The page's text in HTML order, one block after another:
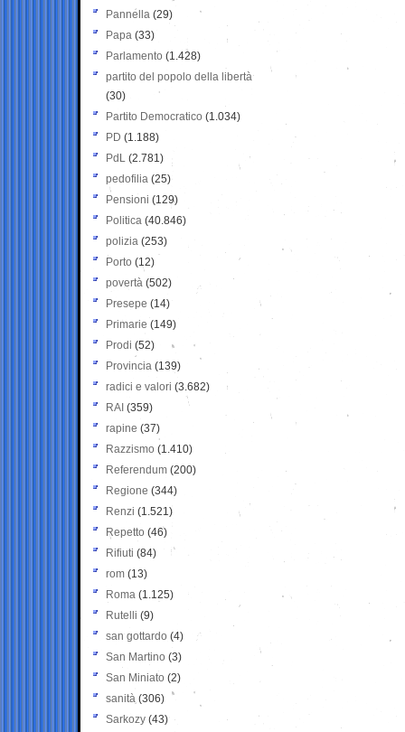
Pannella (29)
Papa (33)
Parlamento (1.428)
partito del popolo della libertà
(30)
Partito Democratico (1.034)
PD (1.188)
PdL (2.781)
pedofilia (25)
Pensioni (129)
Politica (40.846)
polizia (253)
Porto (12)
povertà (502)
Presepe (14)
Primarie (149)
Prodi (52)
Provincia (139)
radici e valori (3.682)
RAI (359)
rapine (37)
Razzismo (1.410)
Referendum (200)
Regione (344)
Renzi (1.521)
Repetto (46)
Rifiuti (84)
rom (13)
Roma (1.125)
Rutelli (9)
san gottardo (4)
San Martino (3)
San Miniato (2)
sanità (306)
Sarkozy (43)